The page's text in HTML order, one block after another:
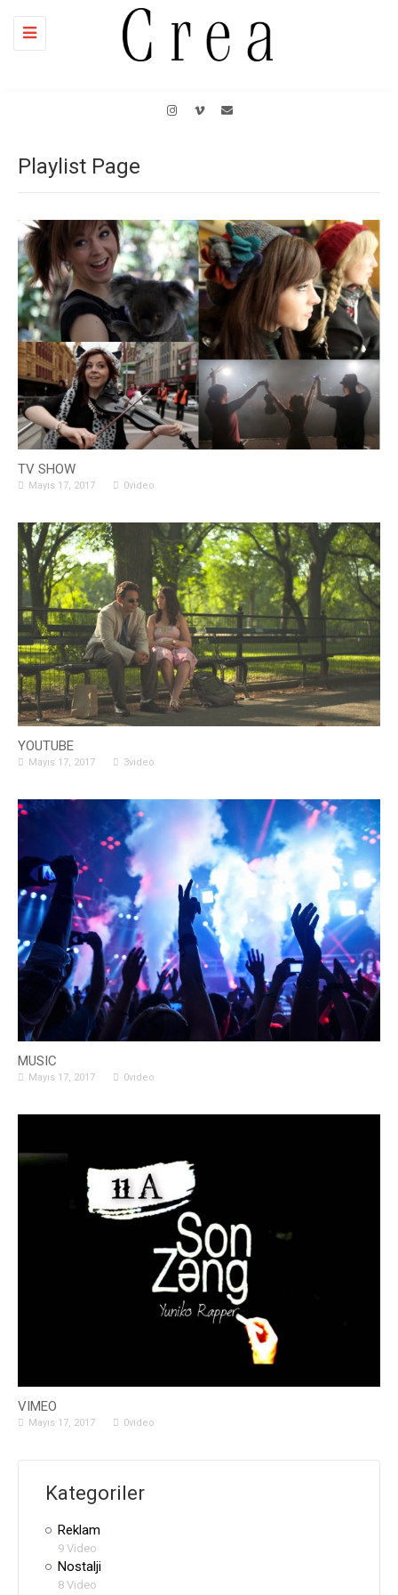
Toggle
navigation
Playlist Page
TV SHOW
Mayıs 17, 2017 0video
YOUTUBE
Mayıs 17, 2017 3video
MUSIC
Mayıs 17, 2017 0video
VIMEO
Mayıs 17, 2017 0video
Kategoriler
Reklam
9 Video
Nostalji
8 Video